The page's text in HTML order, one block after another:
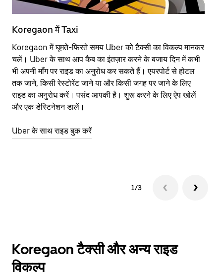
Koregaon में Taxi
Koregaon में घूमते-फिरते समय Uber को टैक्सी का विकल्प मानकर
चलें। Uber के साथ आप कैब का इंतज़ार करने के बजाय दिन में कभी
भी अपनी माँग पर राइड का अनुरोध कर सकते हैं। एयरपोर्ट से होटल
तक जाने, किसी रेस्टोरेंट जाने या और किसी जगह पर जाने के लिए
राइड का अनुरोध करें। पसंद आपकी है। शुरू करने के लिए ऐप खोलें
और एक डेस्टिनेशन डालें।
Uber के साथ राइड बुक करें
1/3
Koregaon टैक्सी और अन्य राइड
विकल्प